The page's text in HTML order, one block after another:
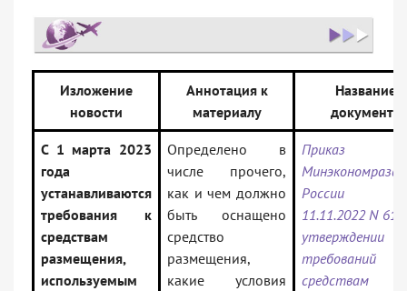
Изложение
новости
Аннотация к
материалу
Название
документа
С 1 марта 2023
года
устанавливаются
требования к
средствам
размещения,
используемым
Определено в
числе прочего,
как и чем должно
быть оснащено
средство
размещения,
какие условия
Приказ
России
11.11.2022 N
утверждении
средствам